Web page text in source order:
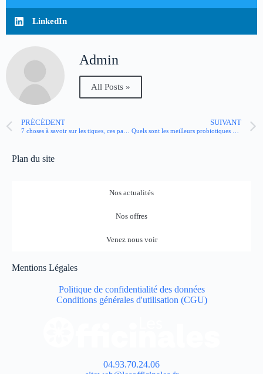
LinkedIn
Admin
All Posts »
PRÉCÉDENT SUIVANT
Plan du site
Nos actualités
Nos offres
Venez nous voir
Mentions Légales
Politique de confidentialité des données
Conditions générales d'utilisation (CGU)
04.93.70.24.06